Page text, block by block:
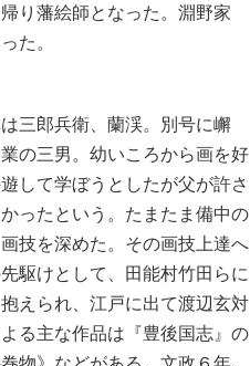
り藩絵師となった。淵野家
た。
三郎兵衛、蘭渓。別号に嶰
の三男。幼いころから画を好
して学ぼうとしたが父が許さ
ったという。たまたま備中の
技を深めた。その画技上達へ
駆けとして、田能村竹田らに
えられ、江戸に出て渡辺玄対
る主な作品は『豊後国志』の